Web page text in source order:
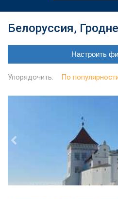
Белоруссия,
Настроить
Упорядочить: По